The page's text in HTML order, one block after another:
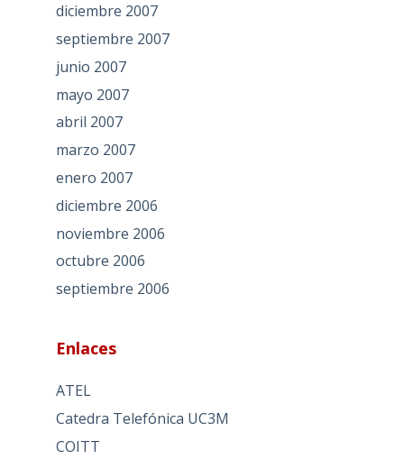
diciembre 2007
septiembre 2007
junio 2007
mayo 2007
abril 2007
marzo 2007
enero 2007
diciembre 2006
noviembre 2006
octubre 2006
septiembre 2006
Enlaces
ATEL
Catedra Telefónica UC3M
COITT